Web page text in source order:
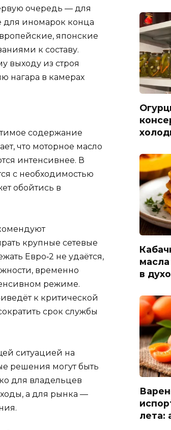
очередь — для
для иномарок конца
японские
к составу.
выходу из строя
нагара в камерах
содержание
что моторное масло
интенсивнее. В
с необходимостью
обойтись в
крупные сетевые
Евро‑2 не удаётся,
временно
режиме.
к критической
срок службы
ситуацией на
решения могут быть
для владельцев
а для рынка —
в
лета: